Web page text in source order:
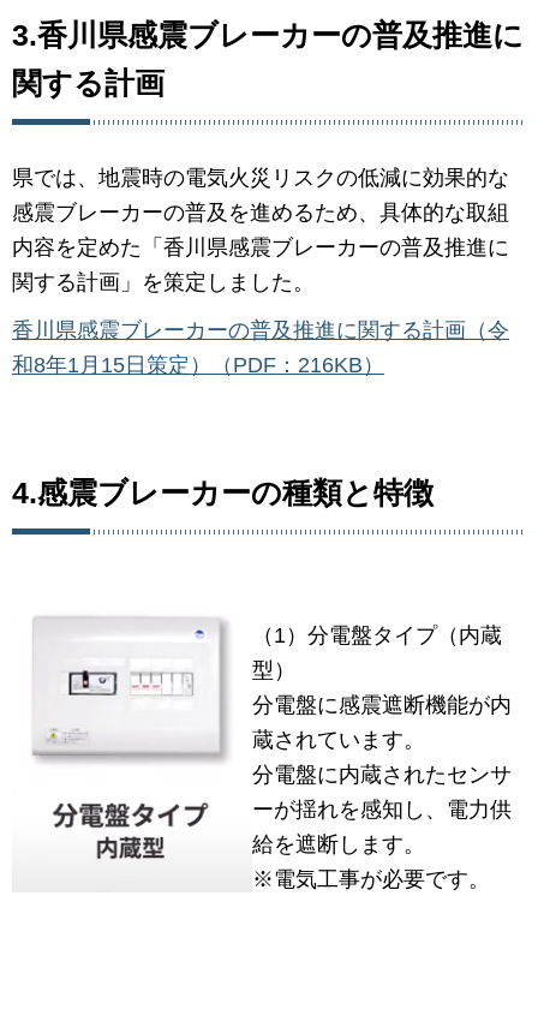
3.香川県感震ブレーカーの普及推進に
関する計画
県では、地震時の電気火災リスクの低減に効果的な
感震ブレーカーの普及を進めるため、具体的な取組
内容を定めた「香川県感震ブレーカーの普及推進に
関する計画」を策定しました。
香川県感震ブレーカーの普及推進に関する計画（令
和8年1月15日策定）（PDF：216KB）
4.感震ブレーカーの種類と特徴
（1）分電盤タイプ（内蔵
型）
分電盤に感震遮断機能が内
蔵されています。
分電盤に内蔵されたセンサ
ーが揺れを感知し、電力供
給を遮断します。
※電気工事が必要です。